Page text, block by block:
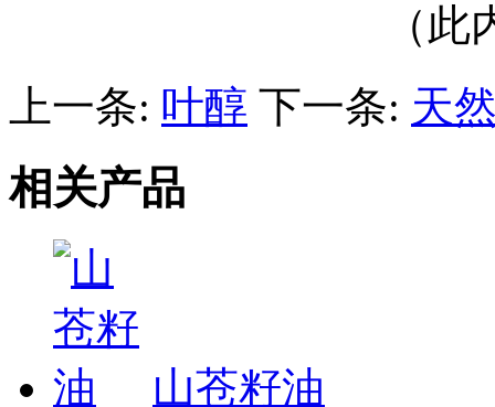
（
上一条: 叶醇 下一条: 天
相关产品
山苍籽油